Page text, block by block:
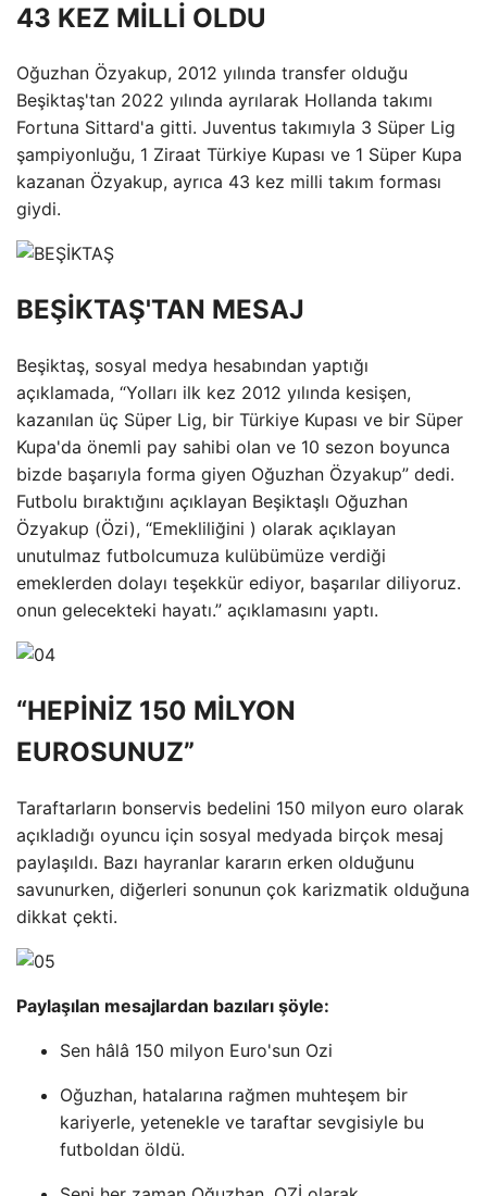
43 KEZ MİLLİ OLDU
Oğuzhan Özyakup, 2012 yılında transfer olduğu
Beşiktaş'tan 2022 yılında ayrılarak Hollanda takımı
Fortuna Sittard'a gitti. Juventus takımıyla 3 Süper Lig
şampiyonluğu, 1 Ziraat Türkiye Kupası ve 1 Süper Kupa
kazanan Özyakup, ayrıca 43 kez milli takım forması
giydi.
BEŞİKTAŞ'TAN MESAJ
Beşiktaş, sosyal medya hesabından yaptığı
açıklamada, “Yolları ilk kez 2012 yılında kesişen,
kazanılan üç Süper Lig, bir Türkiye Kupası ve bir Süper
Kupa'da önemli pay sahibi olan ve 10 sezon boyunca
bizde başarıyla forma giyen Oğuzhan Özyakup” dedi.
Futbolu bıraktığını açıklayan Beşiktaşlı Oğuzhan
Özyakup (Özi), “Emekliliğini ) olarak açıklayan
unutulmaz futbolcumuza kulübümüze verdiği
emeklerden dolayı teşekkür ediyor, başarılar diliyoruz.
onun gelecekteki hayatı.” açıklamasını yaptı.
“HEPİNİZ 150 MİLYON
EUROSUNUZ”
Taraftarların bonservis bedelini 150 milyon euro olarak
açıkladığı oyuncu için sosyal medyada birçok mesaj
paylaşıldı. Bazı hayranlar kararın erken olduğunu
savunurken, diğerleri sonunun çok karizmatik olduğuna
dikkat çekti.
Paylaşılan mesajlardan bazıları şöyle:
Sen hâlâ 150 milyon Euro'sun Ozi
Oğuzhan, hatalarına rağmen muhteşem bir
kariyerle, yetenekle ve taraftar sevgisiyle bu
futboldan öldü.